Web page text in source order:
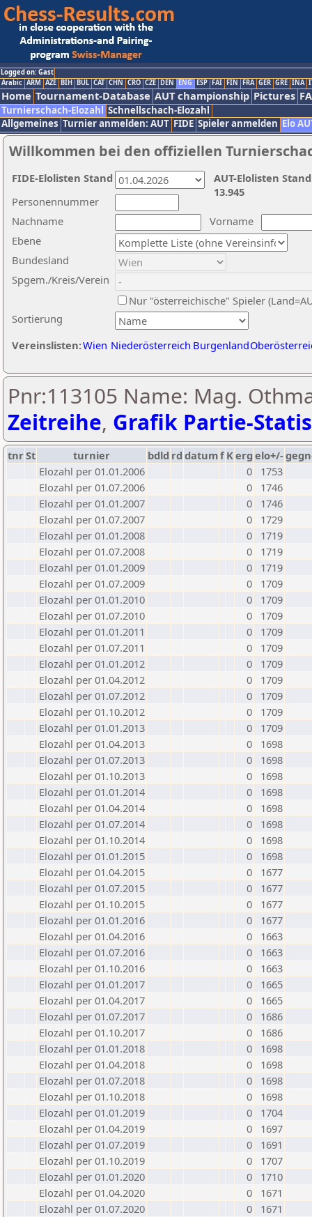
Logged on: Gast
Arabic ARM AZE BIH BUL CAT CHN CRO CZE DEN ENG ESP FAI FIN FRA GER GRE INA
Home Tournament-Database AUT championship Pictures
Turnierschach-Elozahl Schnellschach-Elozahl
Allgemeines Turnier anmelden: AUT FIDE Spieler anmelden Elo
Willkommen bei den offiziellen
Nachname
Vorname
Ebene
Sortierung
Personennummer
Bundesland
Spgem./Kreis/Verein
Nur "österreichische" Spieler
Vereinslisten:Wien Niederösterreich Burgenland
AUT-Elolisten
13.945
FIDE-Elolisten Stand
Pnr:113105 Name: Mag.
Zeitreihe, Grafik Partie-
tnrSt turnier bdld rd datumf Kerg elo+/-
Elozahl per 01.01.2006
0
1753
Elozahl per 01.07.2006
0
1746
Elozahl per 01.01.2007
0
1746
Elozahl per 01.07.2007
0
1729
Elozahl per 01.01.2008
0
1719
Elozahl per 01.07.2008
0
1719
Elozahl per 01.01.2009
0
1719
Elozahl per 01.07.2009
0
1709
Elozahl per 01.01.2010
0
1709
Elozahl per 01.07.2010
0
1709
Elozahl per 01.01.2011
0
1709
Elozahl per 01.07.2011
0
1709
Elozahl per 01.01.2012
0
1709
Elozahl per 01.04.2012
0
1709
Elozahl per 01.07.2012
0
1709
Elozahl per 01.10.2012
0
1709
Elozahl per 01.01.2013
0
1709
Elozahl per 01.04.2013
0
1698
Elozahl per 01.07.2013
0
1698
Elozahl per 01.10.2013
0
1698
Elozahl per 01.01.2014
0
1698
Elozahl per 01.04.2014
0
1698
Elozahl per 01.07.2014
0
1698
Elozahl per 01.10.2014
0
1698
Elozahl per 01.01.2015
0
1698
Elozahl per 01.04.2015
0
1677
Elozahl per 01.07.2015
0
1677
Elozahl per 01.10.2015
0
1677
Elozahl per 01.01.2016
0
1677
Elozahl per 01.04.2016
0
1663
Elozahl per 01.07.2016
0
1663
Elozahl per 01.10.2016
0
1663
Elozahl per 01.01.2017
0
1665
Elozahl per 01.04.2017
0
1665
Elozahl per 01.07.2017
0
1686
Elozahl per 01.10.2017
0
1686
Elozahl per 01.01.2018
0
1698
Elozahl per 01.04.2018
0
1698
Elozahl per 01.07.2018
0
1698
Elozahl per 01.10.2018
0
1698
Elozahl per 01.01.2019
0
1704
Elozahl per 01.04.2019
0
1697
Elozahl per 01.07.2019
0
1691
Elozahl per 01.10.2019
0
1707
Elozahl per 01.01.2020
0
1710
Elozahl per 01.04.2020
0
1671
Elozahl per 01.07.2020
0
1671